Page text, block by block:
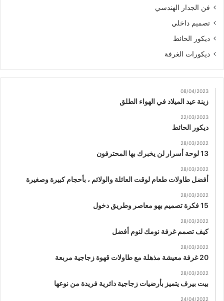
فن الجدار الهندسي
تصميم داخلي
ديكور الحائط
ديكورات الغرفة
08/04/2023
زينة عيد الميلاد في الهواء الطلق
22/03/2023
ديكور الحائط
28/03/2022
13 لوحة أسرار لن يخبرك بها المحترفون
28/03/2022
أفضل طاولات طعام لوقت العائلة والولائم ، بأحجام كبيرة وصغيرة
28/03/2022
15 فكرة تصميم بهو معاصر وطريق دخول
28/03/2022
كيف تصمم غرفة نومك لنوم أفضل
28/03/2022
20 غرفة معيشة مذهلة مع طاولات قهوة زجاجية مربعة
28/03/2022
بيت بيرف يتميز بأرضيات زجاجية دائرية فريدة من نوعها
24/04/2022